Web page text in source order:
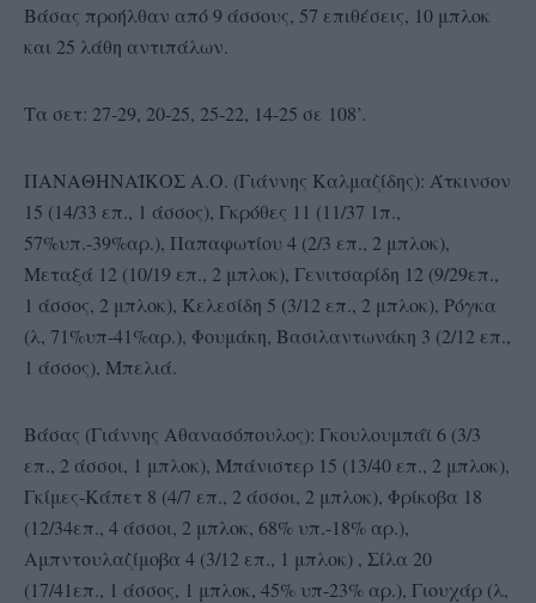
Βάσας προήλθαν από 9 άσσους, 57 επιθέσεις, 10 μπλοκ
και 25 λάθη αντιπάλων.
Τα σετ: 27-29, 20-25, 25-22, 14-25 σε 108’.
ΠΑΝΑΘΗΝΑΪΚΟΣ Α.Ο. (Γιάννης Καλμαζίδης): Άτκινσον
15 (14/33 επ., 1 άσσος), Γκρόθες 11 (11/37 1π.,
57%υπ.-39%αρ.), Παπαφωτίου 4 (2/3 επ., 2 μπλοκ),
Μεταξά 12 (10/19 επ., 2 μπλοκ), Γενιτσαρίδη 12 (9/29επ.,
1 άσσος, 2 μπλοκ), Κελεσίδη 5 (3/12 επ., 2 μπλοκ), Ρόγκα
(λ, 71%υπ-41%αρ.), Φουμάκη, Βασιλαντωνάκη 3 (2/12 επ.,
1 άσσος), Μπελιά.
Βάσας (Γιάννης Αθανασόπουλος): Γκουλουμπάϊ 6 (3/3
επ., 2 άσσοι, 1 μπλοκ), Μπάνιστερ 15 (13/40 επ., 2 μπλοκ),
Γκίμες-Κάπετ 8 (4/7 επ., 2 άσσοι, 2 μπλοκ), Φρίκοβα 18
(12/34επ., 4 άσσοι, 2 μπλοκ, 68% υπ.-18% αρ.),
Αμπντουλαζίμοβα 4 (3/12 επ., 1 μπλοκ) , Σίλα 20
(17/41επ., 1 άσσος, 1 μπλοκ, 45% υπ-23% αρ.), Γιουχάρ (λ,